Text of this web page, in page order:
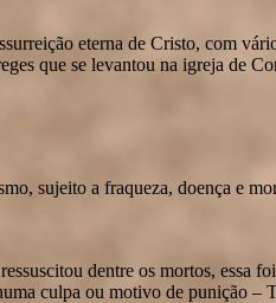
eterna de Cristo, com
que se levantou na igreja de
sujeito a fraqueza, doença e
dentre os mortos, essa
culpa ou motivo de punição –